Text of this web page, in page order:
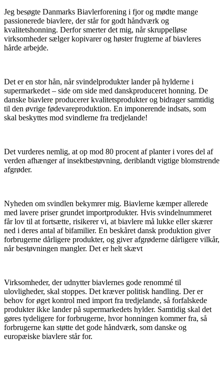
Jeg besøgte Danmarks Biavlerforening i fjor og mødte mange
passionerede biavlere, der står for godt håndværk og
kvalitetshonning. Derfor smerter det mig, når skruppelløse
virksomheder sælger kopivarer og høster frugterne af biavleres
hårde arbejde.
Det er en stor hån, når svindelprodukter lander på hylderne i
supermarkedet – side om side med danskproduceret honning. De
danske biavlere producerer kvalitetsprodukter og bidrager samtidig
til den øvrige fødevareproduktion. En imponerende indsats, som
skal beskyttes mod svindlerne fra tredjelande!
Det vurderes nemlig, at op mod 80 procent af planter i vores del af
verden afhænger af insektbestøvning, deriblandt vigtige blomstrende
afgrøder.
Nyheden om svindlen bekymrer mig. Biavlerne kæmper allerede
med lavere priser grundet importprodukter. Hvis svindelnummeret
får lov til at fortsætte, risikerer vi, at biavlere må lukke eller skærer
ned i deres antal af bifamilier. En beskåret dansk produktion giver
forbrugerne dårligere produkter, og giver afgrøderne dårligere vilkår,
når bestøvningen mangler. Det er helt skævt
Virksomheder, der udnytter biavlernes gode renommé til
ulovligheder, skal stoppes. Det kræver politisk handling. Der er
behov for øget kontrol med import fra tredjelande, så forfalskede
produkter ikke lander på supermarkedets hylder. Samtidig skal det
gøres tydeligere for forbrugerne, hvor honningen kommer fra, så
forbrugerne kan støtte det gode håndværk, som danske og
europæiske biavlere står for.